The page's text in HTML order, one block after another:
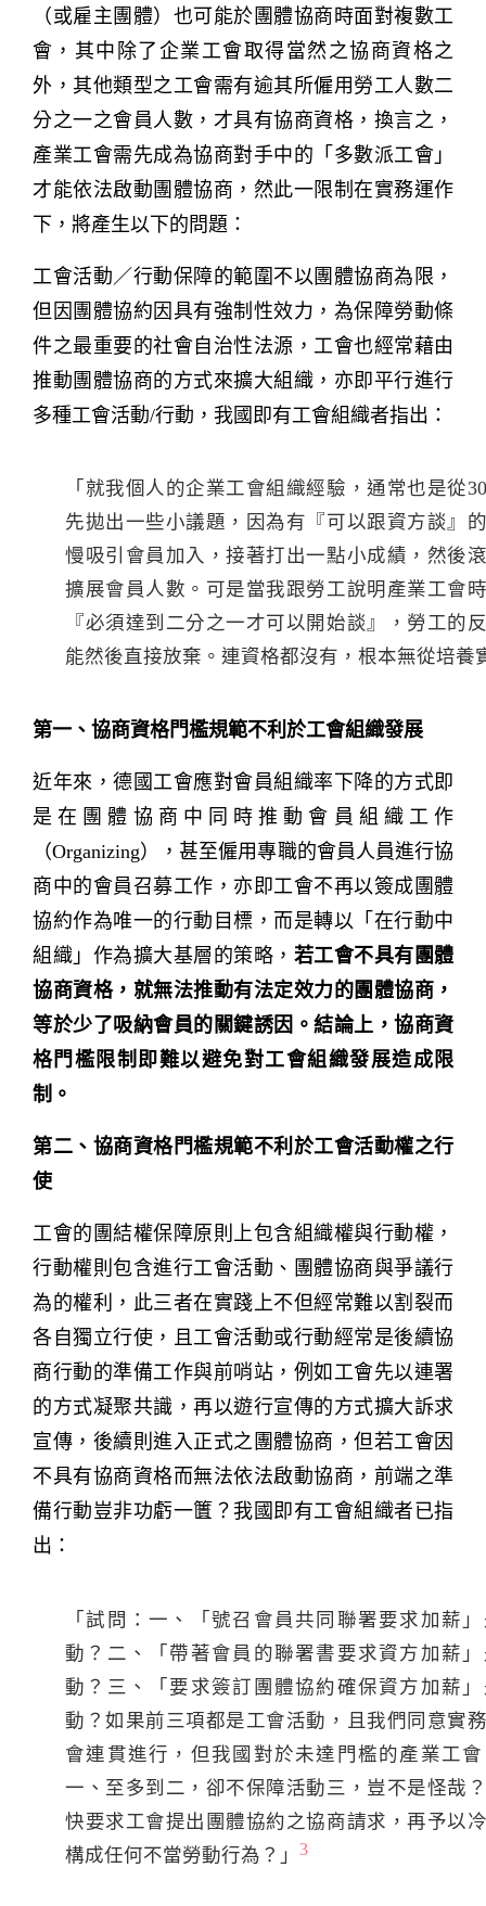
（或雇主團體）也可能於團體協商時面對複數工
會，其中除了企業工會取得當然之協商資格之
外，其他類型之工會需有逾其所僱用勞工人數二
分之一之會員人數，才具有協商資格，換言之，
產業工會需先成為協商對手中的「多數派工會」
才能依法啟動團體協商，然此一限制在實務運作
下，將產生以下的問題：
工會活動／行動保障的範圍不以團體協商為限，
但因團體協約因具有強制性效力，為保障勞動條
件之最重要的社會自治性法源，工會也經常藉由
推動團體協商的方式來擴大組織，亦即平行進行
多種工會活動/行動，我國即有工會組織者指出：
「就我個人的企業工會組織經驗，通常也是從
先拋出一些小議題，因為有『可以跟資方談』
慢吸引會員加入，接著打出一點小成績，然後
擴展會員人數。可是當我跟勞工說明產業工會
『必須達到二分之一才可以開始談』，勞工的
能然後直接放棄。連資格都沒有，根本無從培養
第一、協商資格門檻規範不利於工會組織發展
近年來，德國工會應對會員組織率下降的方式即
是在團體協商中同時推動會員組織工作
（Organizing），甚至僱用專職的會員人員進行協
商中的會員召募工作，亦即工會不再以簽成團體
協約作為唯一的行動目標，而是轉以「在行動中
組織」作為擴大基層的策略， 若工會不具有團體
協商資格，就無法推動有法定效力的團體協商，
等於少了吸納會員的關鍵誘因。結論上，協商資
格門檻限制即難以避免對工會組織發展造成限
制。
第二、協商資格門檻規範不利於工會活動權之行
使
工會的團結權保障原則上包含組織權與行動權，
行動權則包含進行工會活動、團體協商與爭議行
為的權利，此三者在實踐上不但經常難以割裂而
各自獨立行使，且工會活動或行動經常是後續協
商行動的準備工作與前哨站，例如工會先以連署
的方式凝聚共識，再以遊行宣傳的方式擴大訴求
宣傳，後續則進入正式之團體協商，但若工會因
不具有協商資格而無法依法啟動協商，前端之準
備行動豈非功虧一籄？我國即有工會組織者已指
出：
「試問：一、「號召會員共同聯署要求加薪
動？二、「帶著會員的聯署書要求資方加薪
動？三、「要求簽訂團體協約確保資方加薪
動？如果前三項都是工會活動，且我們同意實
會連貫進行，但我國對於未達門檻的產業工
一、至多到二，卻不保障活動三，豈不是怪哉
快要求工會提出團體協約之協商請求，再予以
構成任何不當勞動行為？」 3